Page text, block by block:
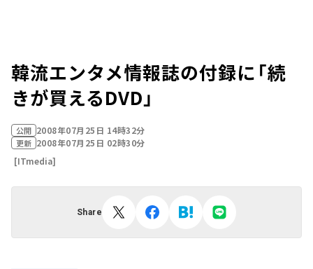
韓流エンタメ情報誌の付録に「続
きが買えるDVD」
公開 2008年07月25日 14時32分
更新 2008年07月25日 02時30分
[ITmedia]
Share